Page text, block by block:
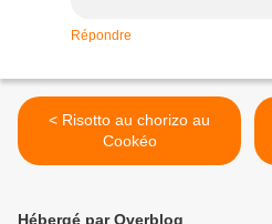
Répondre
< Risotto au chorizo au
Cookéo
Hébergé par Overblog